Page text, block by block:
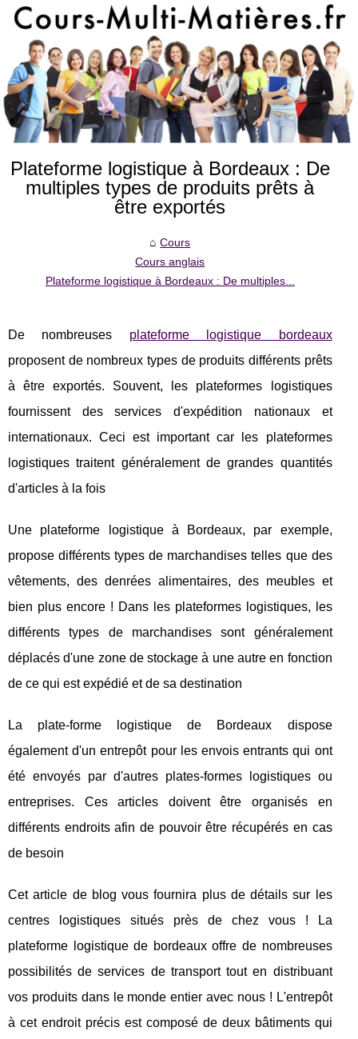
Plateforme logistique à Bordeaux : De
multiples types de produits prêts à
être exportés
Cours
Cours anglais
Plateforme logistique à Bordeaux : De multiples...
De nombreuses plateforme logistique bordeaux
proposent de nombreux types de produits différents prêts
à être exportés. Souvent, les plateformes logistiques
fournissent des services d'expédition nationaux et
internationaux. Ceci est important car les plateformes
logistiques traitent généralement de grandes quantités
d'articles à la fois
Une plateforme logistique à Bordeaux, par exemple,
propose différents types de marchandises telles que des
vêtements, des denrées alimentaires, des meubles et
bien plus encore ! Dans les plateformes logistiques, les
différents types de marchandises sont généralement
déplacés d'une zone de stockage à une autre en fonction
de ce qui est expédié et de sa destination
La plate-forme logistique de Bordeaux dispose
également d'un entrepôt pour les envois entrants qui ont
été envoyés par d'autres plates-formes logistiques ou
entreprises. Ces articles doivent être organisés en
différents endroits afin de pouvoir être récupérés en cas
de besoin
Cet article de blog vous fournira plus de détails sur les
centres logistiques situés près de chez vous ! La
plateforme logistique de bordeaux offre de nombreuses
possibilités de services de transport tout en distribuant
vos produits dans le monde entier avec nous ! L'entrepôt
à cet endroit précis est composé de deux bâtiments qui